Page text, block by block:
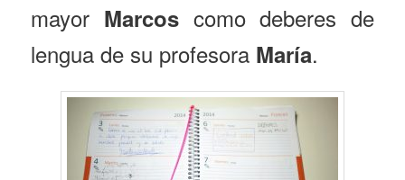
mayor Marcoscomo deberes de
lengua de su profesora María.